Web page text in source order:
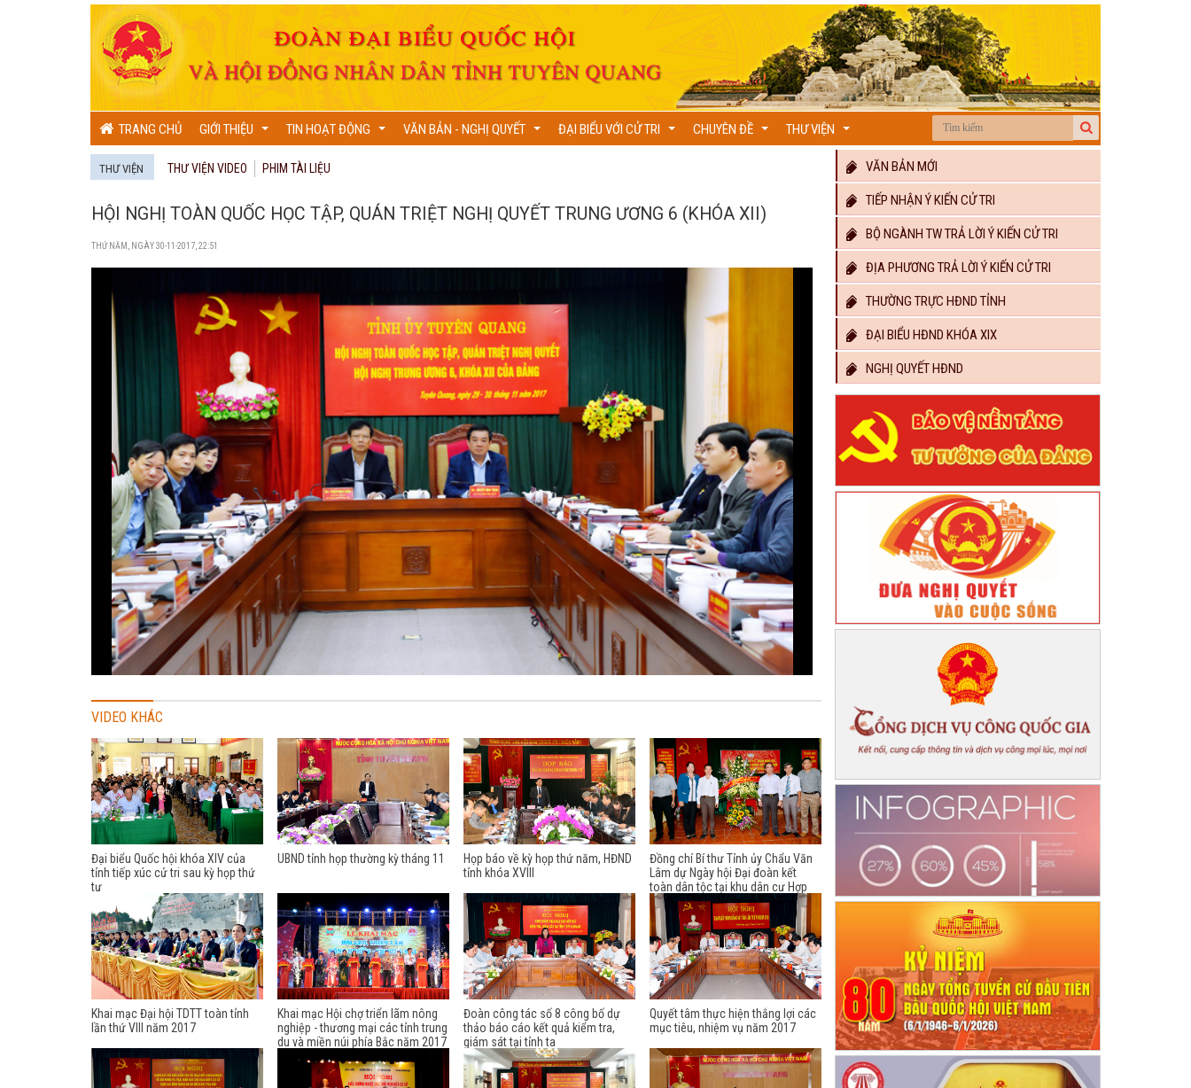
TRANG CHỦ GIỚI THIỆU
...
TIN HOẠT ĐỘNG
...
VĂN BẢN - NGHỊ QUYẾT
...
ĐẠI BIỂU VỚI CỬ TRI
...
CHUYÊN ĐỀ
...
THƯ VIỆN
...
THƯ VIỆN THƯ VIỆN VIDEO PHIM TÀI LIỆU
HỘI NGHỊ TOÀN QUỐC HỌC TẬP, QUÁN TRIỆT NGHỊ QUYẾT TRUNG ƯƠNG 6 (KHÓA XII)
THỨ NĂM, NGÀY 30-11-2017, 22:51
VIDEO KHÁC
Đại biểu Quốc hội khóa XIV của
tỉnh tiếp xúc cử tri sau kỳ họp thứ
tư
UBND tỉnh họp thường kỳ tháng 11
Họp báo về kỳ họp thứ năm, HĐND
tỉnh khóa XVIII
Đồng chí Bí thư Tỉnh ủy Chẩu Văn
Lâm dự Ngày hội Đại đoàn kết
toàn dân tộc tại khu dân cư Hợp
Thành
Khai mạc Đại hội TDTT toàn tỉnh
lần thứ VIII năm 2017
Khai mạc Hội chợ triển lãm nông
nghiệp - thương mại các tỉnh trung
du và miền núi phía Bắc năm 2017
Đoàn công tác số 8 công bố dự
thảo báo cáo kết quả kiểm tra,
giám sát tại tỉnh ta
Quyết tâm thực hiện thắng lợi các
mục tiêu, nhiệm vụ năm 2017
VĂN BẢN MỚI
TIẾP NHẬN Ý KIẾN CỬ TRI
BỘ NGÀNH TW TRẢ LỜI Ý KIẾN CỬ TRI
ĐỊA PHƯƠNG TRẢ LỜI Ý KIẾN CỬ TRI
THƯỜNG TRỰC HĐND TỈNH
ĐẠI BIỂU HĐND KHÓA XIX
NGHỊ QUYẾT HĐND